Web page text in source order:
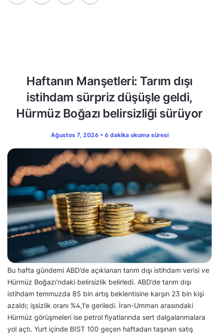
Haftanın Manşetleri: Tarım dışı
istihdam sürpriz düşüşle geldi,
Hürmüz Boğazı belirsizliği sürüyor
Ağustos 7, 2026 • 6 dakika okuma süresi
Bu hafta gündemi ABD’de açıklanan tarım dışı istihdam verisi ve
Hürmüz Boğazı’ndaki belirsizlik belirledi. ABD’de tarım dışı
istihdam temmuzda 85 bin artış beklentisine karşın 23 bin kişi
azaldı; işsizlik oranı %4,1’e geriledi. İran-Umman arasındaki
Hürmüz görüşmeleri ise petrol fiyatlarında sert dalgalanmalara
yol açtı. Yurt içinde BIST 100 geçen haftadan taşınan satış